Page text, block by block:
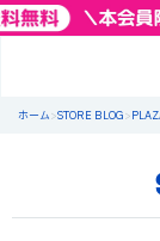
ホーム>STORE BLOG>